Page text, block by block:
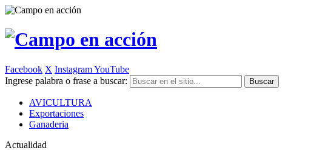
Facebook X InstagramYouTube
Ingrese palabra o frase a buscar:
AVICULTURA
Exportaciones
Ganaderia
Actualidad